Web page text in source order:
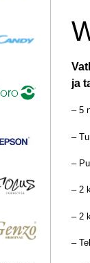
ja
– 5
–
–
– 2
– 2
–